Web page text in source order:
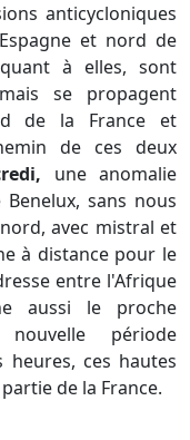
anticycloniques
et nord de
à elles, sont
se propagent
de la France et
de ces deux
une anomalie
sans nous
avec mistral et
à distance pour le
entre l'Afrique
aussi le proche
période
heures, ces hautes
de la France.